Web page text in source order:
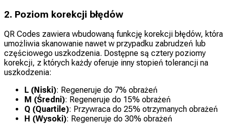
2. Poziom korekcji błędów
QR Codes zawiera wbudowaną funkcję korekcji błędów, która
umożliwia skanowanie nawet w przypadku zabrudzeń lub
częściowego uszkodzenia. Dostępne są cztery poziomy
korekcji, z których każdy oferuje inny stopień tolerancji na
uszkodzenia:
L (Niski): Regeneruje do 7% obrażeń
M (Średni): Regeneruje do 15% obrażeń
Q (Quartile): Przywraca do 25% otrzymanych obrażeń
H (Wysoki): Regeneruje do 30% obrażeń